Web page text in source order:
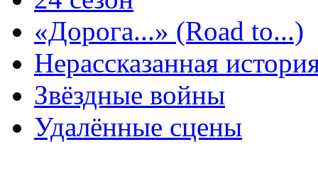
«Дорога...» (Road to...)
Нерассказанная
Звёздные войны
Удалённые сцены